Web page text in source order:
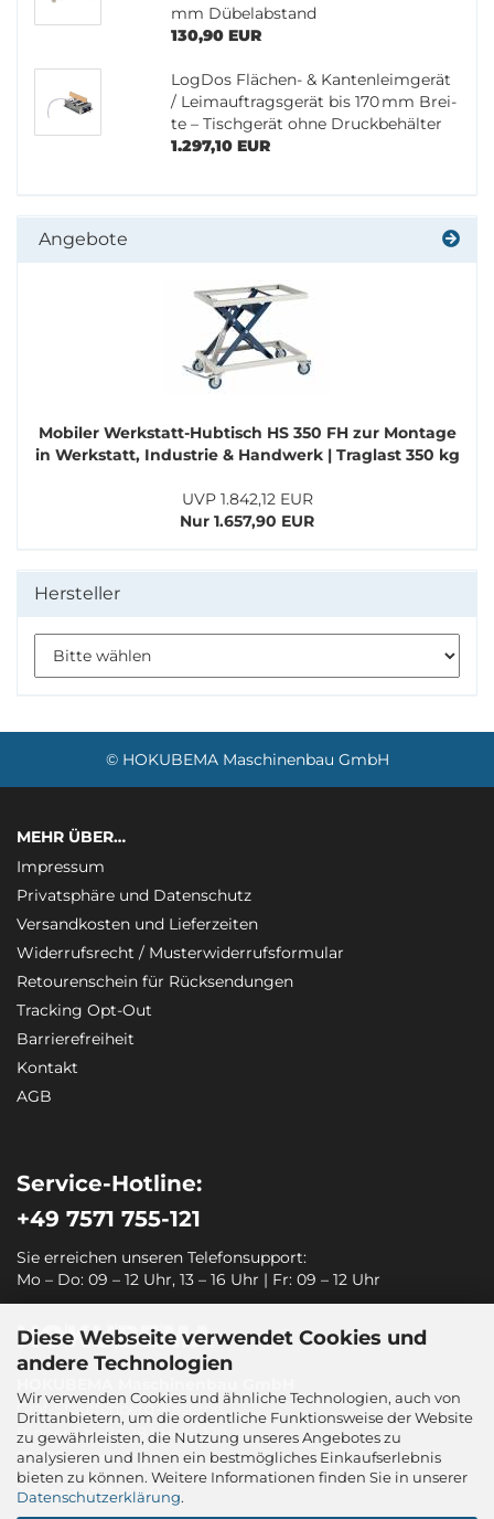
Diese Webseite verwendet Cookies und
andere Technologien
Wir verwenden Cookies und ähnliche Technologien, auch von
Drittanbietern, um die ordentliche Funktionsweise der Website
zu gewährleisten, die Nutzung unseres Angebotes zu
analysieren und Ihnen ein bestmögliches Einkaufserlebnis
bieten zu können. Weitere Informationen finden Sie in unserer
Datenschutzerklärung.
mm Dü­bel­ab­stand
130,90 EUR
Log­Dos Flächen-​ & Kan­ten­leim­ge­rät
/ Leim­auf­trags­ge­rät bis 170 mm Brei­
te – Tisch­ge­rät ohne Druck­be­häl­ter
1.297,10 EUR
Angebote
Mo­bi­ler Werkstatt-​Hubtisch HS 350 FH zur Mon­ta­ge
in Werk­statt, In­dus­trie & Hand­werk | Traglast 350 kg
UVP 1.842,12 EUR
Nur 1.657,90 EUR
Hersteller
© HOKUBEMA Maschinenbau GmbH
MEHR ÜBER…
Impressum
Privatsphäre und Datenschutz
Versandkosten und Lieferzeiten
Widerrufsrecht / Musterwiderrufsformular
Retourenschein für Rücksendungen
Tracking Opt-Out
Barrierefreiheit
Kontakt
AGB
Service-Hotline:
+49 7571 755-121
Sie erreichen unseren Telefonsupport:
Mo – Do: 09 – 12 Uhr, 13 – 16 Uhr | Fr: 09 – 12 Uhr
Graf-Stauffenberg-Kaserne
Binger Straße 28 | Halle 120
72488 Sigmaringen
Tel.: +49 7571 755-0